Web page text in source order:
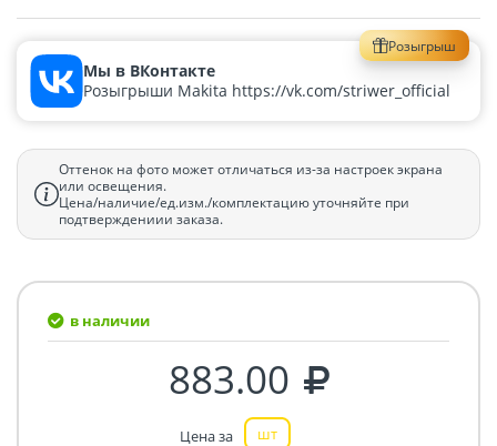
Розыгрыш
Мы в ВКонтакте
Розыгрыши Makita https://vk.com/striwer_official
Оттенок на фото может отличаться из-за настроек экрана
или освещения.
Цена/наличие/ед.изм./комплектацию уточняйте при
подтверждениии заказа.
в наличии
883.00
Цена за шт